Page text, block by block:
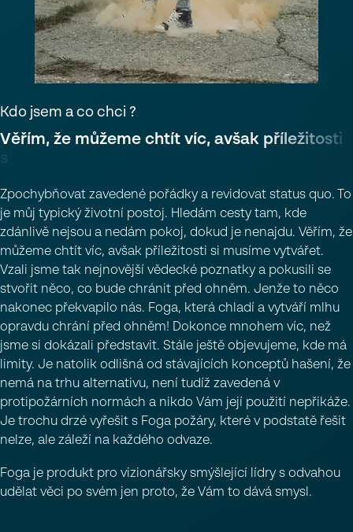
Kdo jsem a co chci ?
Věřím, že můžeme c htít víc, avšak pří ežitosti
Zpochybňovat zavedené pořádky a revidovat status quo. To
je můj typický životní postoj. Hledám cesty tam, kde
zdánlivě nejsou a nedám pokoj, dokud je nenajdu. Věřím, že
můžeme chtít víc, avšak příležitosti si musíme vytvářet.
Vzali jsme tak nejnovější vědecké poznatky a pokusili se
stvořit něco, co bude chránit před ohněm. Jenže to něco
nakonec překvapilo nás. Foga, která chladí a vytváří mlhu
opravdu chrání před ohněm! Dokonce mnohem víc, než
jsme si dokázali představit. Stále ještě objevujeme, kde má
limity. Je natolik odlišná od stávajících konceptů hašení, že
nemá na trhu alternativu, není tudíž zavedená v
protipožárních normách a nikdo Vám její použití nepřikáže.
Je trochu drzé vyřešit s Foga požáry, které v podstatě řešit
nelze, ale záleží na každého odvaze.
Foga je produkt pro vizionářsky smýšlející lídry s odvahou
udělat věci po svém jen proto, že Vám to dává smysl.